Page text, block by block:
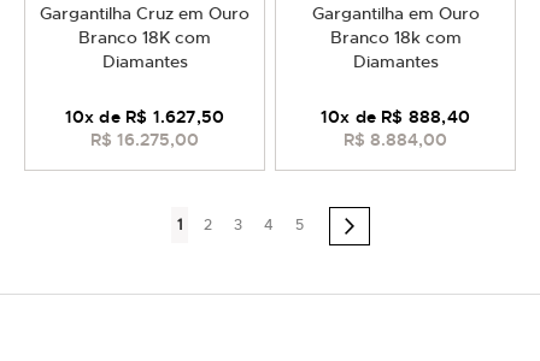
Gargantilha Cruz em Ouro
Branco 18K com
Diamantes
R$ 16.275,00
10x de R$ 1.627,50
Gargantilha em Ouro
Branco 18k com
Diamantes
R$ 8.884,00
10x de R$ 888,40
Página
Você
lendo
1 Página
2 Página
3 Página
4 Página
5